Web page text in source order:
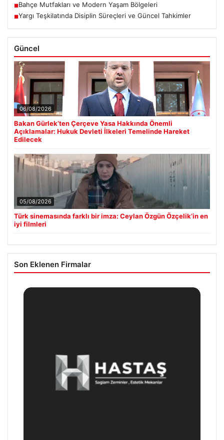
■Bahçe Mutfakları ve Modern Yaşam Bölgeleri
■Yargı Teşkilatında Disiplin Süreçleri ve Güncel Tahkimler
Güncel
06/08/2026
Bakan Gürlek’ten Çerçeve Yasa Hakkında Önemli
Açıklamalar: Hukuk Devleti İlkeleri Temelinde Hareket
Edilecek
05/08/2026
Türk sinemasında farklı bir imza: Ceylan Özgün Özçelik’in en
iyi filmleri
Son Eklenen Firmalar